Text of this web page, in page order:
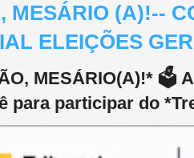
MESÁRIO (A)!--
ELEIÇÕES
MESÁRIO(A)!* 🗳️
para participar do